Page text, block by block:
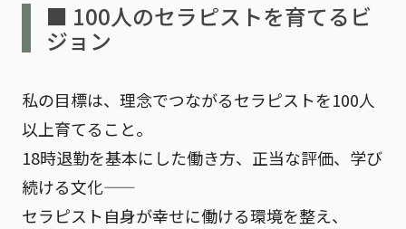
■ 100人のセラピストを育てるビ
ジョン
私の目標は、 理念でつながるセラピストを100人
以上育てる こと。
18時退勤を基本にした働き方、正当な評価、学び
続ける文化——
セラピスト自身が幸せに働ける環境を整え、